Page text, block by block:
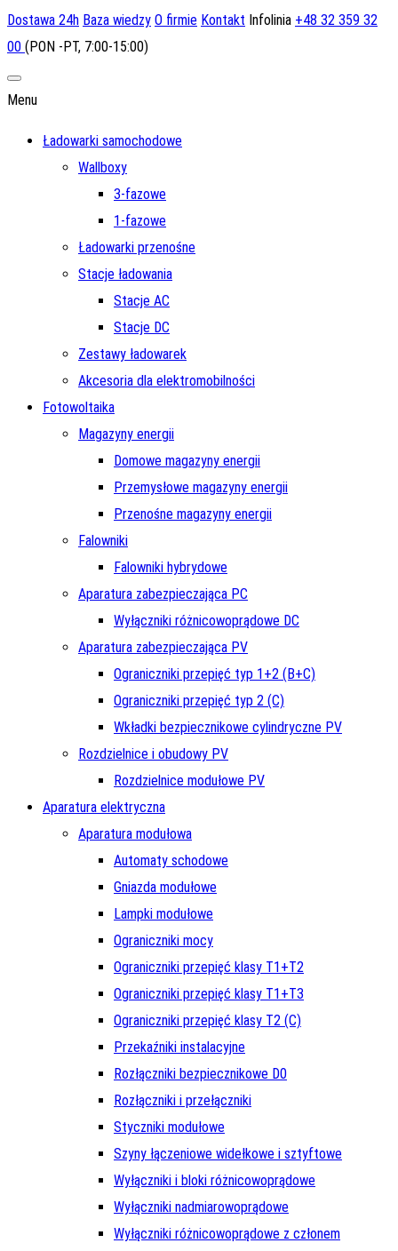
Dostawa 24h Baza wiedzy O firmie Kontakt Infolinia +48 32 359 32
00 (PON -PT, 7:00-15:00)
Menu
Ładowarki samochodowe
Wallboxy
3-fazowe
1-fazowe
Ładowarki przenośne
Stacje ładowania
Stacje AC
Stacje DC
Zestawy ładowarek
Akcesoria dla elektromobilności
Fotowoltaika
Magazyny energii
Domowe magazyny energii
Przemysłowe magazyny energii
Przenośne magazyny energii
Falowniki
Falowniki hybrydowe
Aparatura zabezpieczająca PC
Wyłączniki różnicowoprądowe DC
Aparatura zabezpieczająca PV
Ograniczniki przepięć typ 1+2 (B+C)
Ograniczniki przepięć typ 2 (C)
Wkładki bezpiecznikowe cylindryczne PV
Rozdzielnice i obudowy PV
Rozdzielnice modułowe PV
Aparatura elektryczna
Aparatura modułowa
Automaty schodowe
Gniazda modułowe
Lampki modułowe
Ograniczniki mocy
Ograniczniki przepięć klasy T1+T2
Ograniczniki przepięć klasy T1+T3
Ograniczniki przepięć klasy T2 (C)
Przekaźniki instalacyjne
Rozłączniki bezpiecznikowe D0
Rozłączniki i przełączniki
Styczniki modułowe
Szyny łączeniowe widełkowe i sztyftowe
Wyłączniki i bloki różnicowoprądowe
Wyłączniki nadmiarowoprądowe
Wyłączniki różnicowoprądowe z członem